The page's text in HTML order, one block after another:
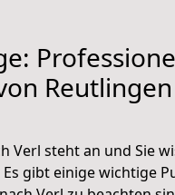
Verl steht an und Sie
gibt einige wichtige